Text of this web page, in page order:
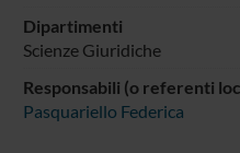
Dipartimenti
Scienze Giuridiche
Responsabili (o referenti
Pasquariello Federica